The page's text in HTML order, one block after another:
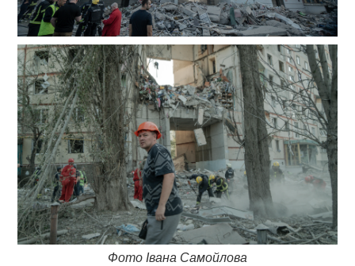
Фото Івана Самойлова